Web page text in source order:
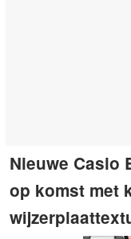
Nieuwe Casio
op komst met